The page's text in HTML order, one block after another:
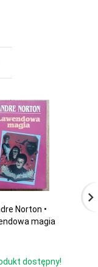
Norton •
magia
dostępny!